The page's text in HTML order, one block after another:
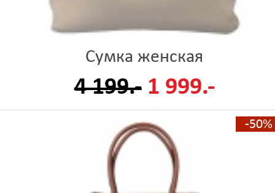
Сумка женская
4 199.- 1 999.-
-50%